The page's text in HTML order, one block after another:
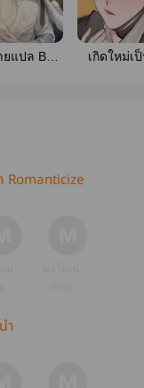
ยแปล BL]
เกิดใหม่เ
Romanticize
ำ